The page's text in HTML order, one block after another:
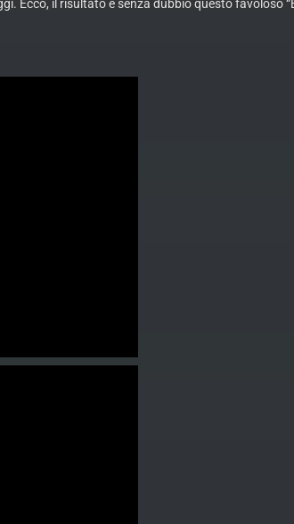
Ecco, il risultato è senza dubbio questo favoloso